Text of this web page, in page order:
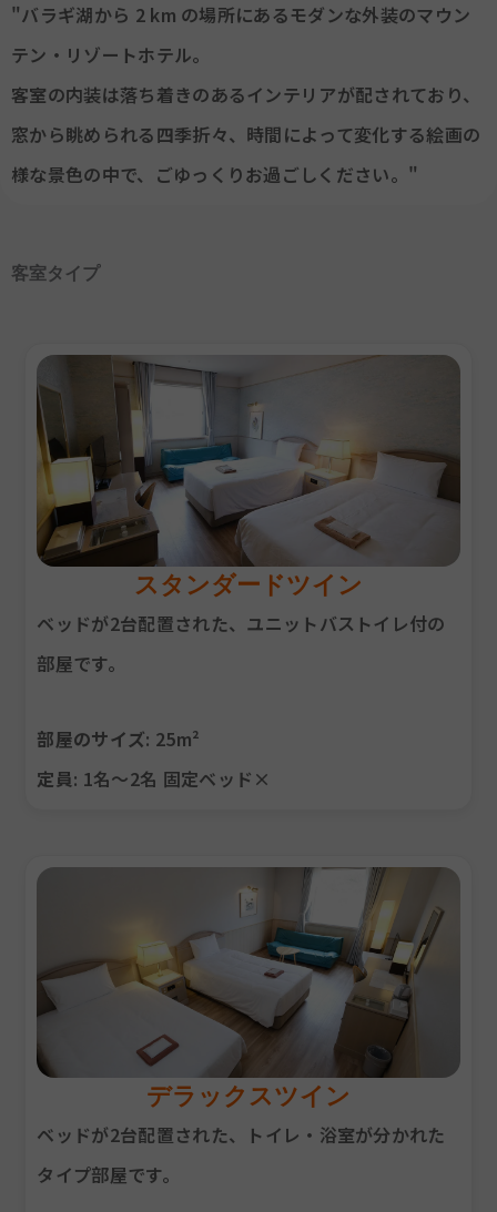
"バラギ湖から 2 km の場所にあるモダンな外装のマウン
テン・リゾートホテル。
客室の内装は落ち着きのあるインテリアが配されており、
窓から眺められる四季折々、時間によって変化する絵画の
様な景色の中で、ごゆっくりお過ごしください。"
客室タイプ
スタンダードツイン
ベッドが2台配置された、ユニットバストイレ付の
部屋です。
部屋のサイズ: 25m²
定員: 1名～2名 固定ベッド×
デラックスツイン
ベッドが2台配置された、トイレ・浴室が分かれた
タイプ部屋です。